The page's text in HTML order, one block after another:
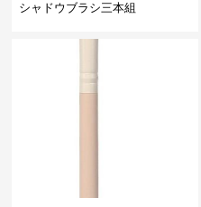
シャドウブラシ三本組